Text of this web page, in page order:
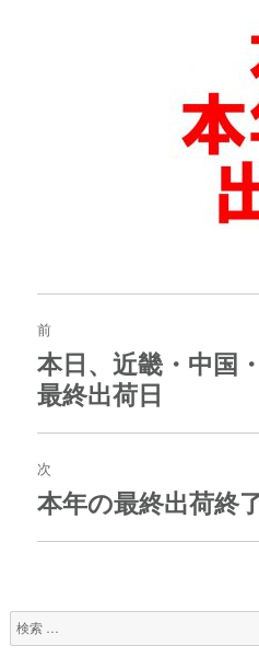
投
稿
ナ
ビ
ゲ
シ
ョ
ン
前
過
去
の
本日、近畿・中国
最終出荷日
次
次
の
投
本年の最終出荷終
検
索